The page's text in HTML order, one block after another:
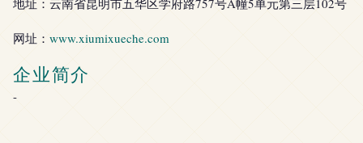
地址：云南省昆明市五华区学府路757号A幢5单元第三层102号
网址： www.xiumixueche.com
企业简介
-